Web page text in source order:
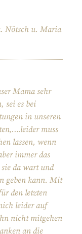
Nötsch u. Maria
Mama sehr
sei es bei
in unseren
muss
lassen, wenn
immer das
da wart und
geben kann. Mit
den letzten
leider auf
nicht mitgehen
an die